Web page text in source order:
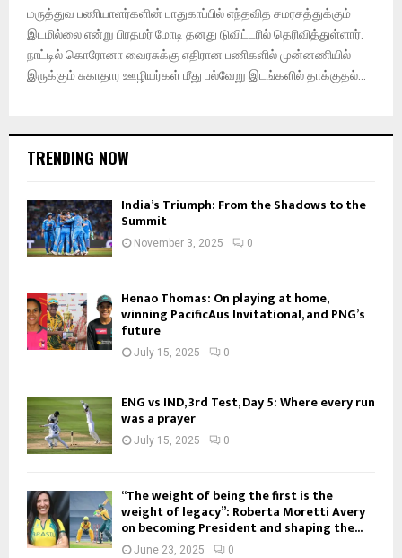
மருத்துவ பணியாளர்களின் பாதுகாப்பில் எந்தவித சமரசத்துக்கும்
இடமில்லை என்று பிரதமர் மோடி தனது டுவிட்டரில் தெரிவித்துள்ளார்.
நாட்டில் கொரோனா வைரசுக்கு எதிரான பணிகளில் முன்னணியில்
இருக்கும் சுகாதார ஊழியர்கள் மீது பல்வேறு இடங்களில் தாக்குதல்...
TRENDING NOW
India’s Triumph: From the Shadows to the
Summit
November 3, 2025 0
Henao Thomas: On playing at home,
winning PacificAus Invitational, and PNG’s
future
July 15, 2025 0
ENG vs IND, 3rd Test, Day 5: Where every run
was a prayer
July 15, 2025 0
“The weight of being the first is the
weight of legacy”: Roberta Moretti Avery
on becoming President and shaping the...
June 23, 2025 0